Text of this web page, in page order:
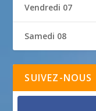
Vendredi 07
Samedi 08
SUIVEZ-NOUS